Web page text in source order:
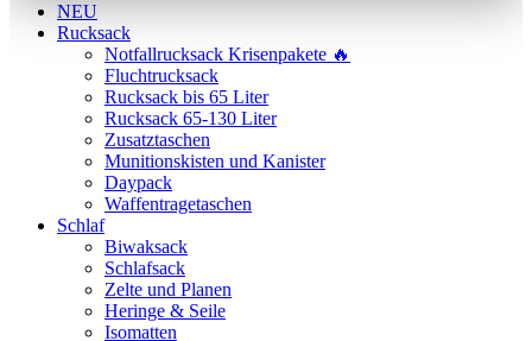
NEU
Rucksack
Notfallrucksack Krisenpakete 🔥
Fluchtrucksack
Rucksack bis 65 Liter
Rucksack 65-130 Liter
Zusatztaschen
Munitionskisten und Kanister
Daypack
Waffentragetaschen
Schlaf
Biwaksack
Schlafsack
Zelte und Planen
Heringe & Seile
Isomatten